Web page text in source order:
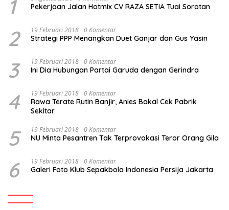
1 Pekerjaan Jalan Hotmix CV RAZA SETIA Tuai Sorotan
2 19 Februari 2018 0 Komentar
Strategi PPP Menangkan Duet Ganjar dan Gus Yasin
3 19 Februari 2018 0 Komentar
Ini Dia Hubungan Partai Garuda dengan Gerindra
4 19 Februari 2018 0 Komentar
Rawa Terate Rutin Banjir, Anies Bakal Cek Pabrik
Sekitar
5 19 Februari 2018 0 Komentar
NU Minta Pesantren Tak Terprovokasi Teror Orang Gila
6 19 Februari 2018 0 Komentar
Galeri Foto Klub Sepakbola Indonesia Persija Jakarta